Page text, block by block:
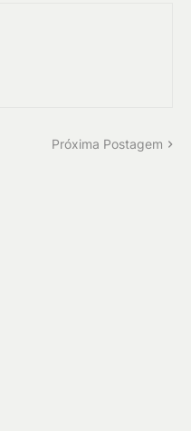
Próxima Postagem